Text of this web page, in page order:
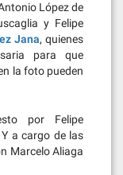
López de
y Felipe
Jana, quienes
para que
la foto pueden
por Felipe
a cargo de las
Marcelo Aliaga